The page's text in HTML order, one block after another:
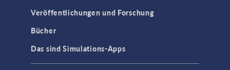
Veröffentlichungen und Forschung
Bücher
Das sind Simulations-Apps